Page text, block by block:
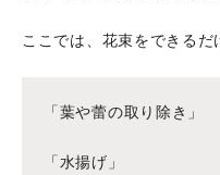
ここでは、花束をできるだ
「葉や蕾の取り除き」
「水揚げ」